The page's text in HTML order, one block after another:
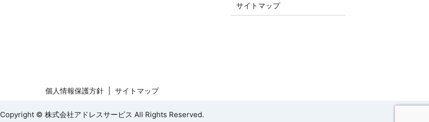
サイトマップ
個人情報保護方針 サイトマップ
Copyright © 株式会社アドレスサービス All Rights Reserved.